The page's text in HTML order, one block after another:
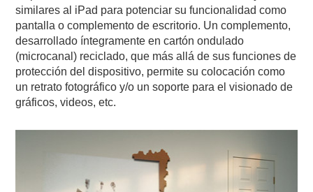
similares al iPad para potenciar su funcionalidad como
pantalla o complemento de escritorio. Un complemento,
desarrollado íntegramente en cartón ondulado
(microcanal) reciclado, que más allá de sus funciones de
protección del dispositivo, permite su colocación como
un retrato fotográfico y/o un soporte para el visionado de
gráficos, videos, etc.